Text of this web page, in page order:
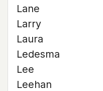
Lane
Larry
Laura
Ledesma
Lee
Leehan